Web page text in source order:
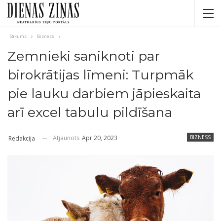
Sākums Bizness
Zemnieki saniknoti par
birokrātijas līmeni: Turpmāk
pie lauku darbiem jāpieskaita
arī excel tabulu pildīšana
BIZNESS
Redakcija Atjaunots Apr 20, 2023